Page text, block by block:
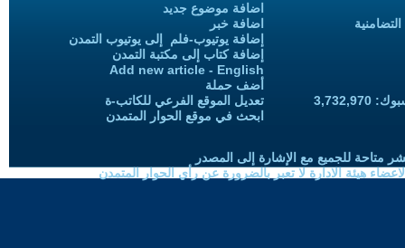
اضافة موضوع جديد
اضافة خبر
إضافة يوتيوب-فلم إلى يوتيوب التمدن
إضافة كتاب إلى مكتبة التمدن
Add new article - English
أضف حملة
تعديل الموقع الفرعي للكاتب-ة
ابحث في موقع الحوار المتمدن
متاحة للجميع مع الإشارة إلى المصدر
هيئة الادارة لا تعبر بالضرورة عن رأي الحوار المتمدن